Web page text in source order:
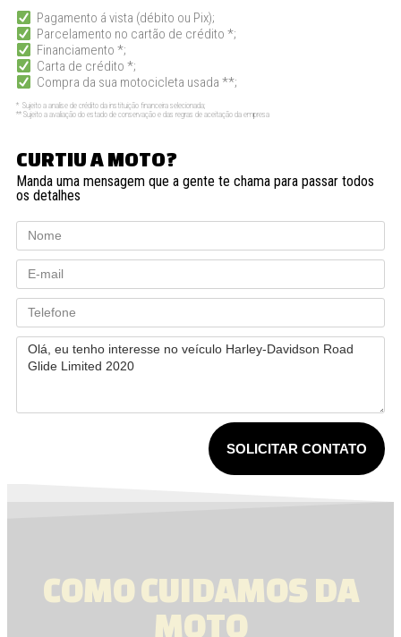
Pagamento á vista (débito ou Pix);
Parcelamento no cartão de crédito *;
Financiamento *;
Carta de crédito *;
Compra da sua motocicleta usada **;
* Sujeito a analise de crédito da instituição financeira selecionada;
** Sujeito a avaliação do estado de conservação e das regras de aceitação da empresa
CURTIU A MOTO?
Manda uma mensagem que a gente te chama para passar todos
os detalhes
SOLICITAR CONTATO
COMO CUIDAMOS DA
MOTO